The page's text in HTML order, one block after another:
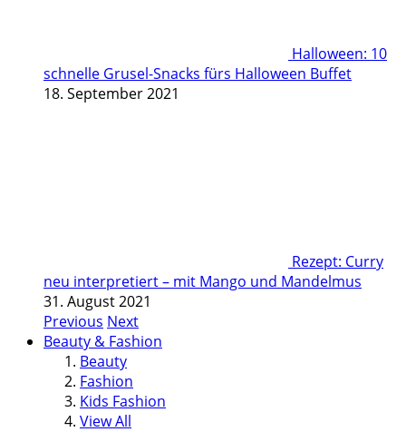
Halloween: 10
schnelle Grusel-Snacks fürs Halloween Buffet
18. September 2021
Rezept: Curry
neu interpretiert – mit Mango und Mandelmus
31. August 2021
Previous Next
Beauty & Fashion
Beauty
Fashion
Kids Fashion
View All